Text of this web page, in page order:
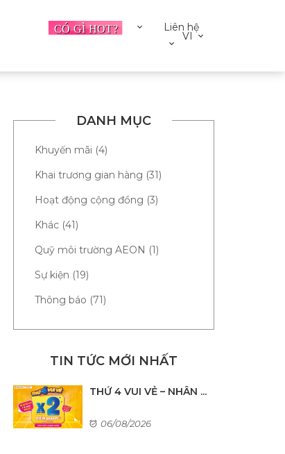
Liên hệ
VI
DANH MỤC
Khuyến mãi (4)
Khai trương gian hàng (31)
Hoạt động cộng đồng (3)
Khác (41)
Quỹ môi trường AEON (1)
Sự kiện (19)
Thông báo (71)
TIN TỨC MỚI NHẤT
THỨ 4 VUI VẺ – NHÂN ...
06/08/2026